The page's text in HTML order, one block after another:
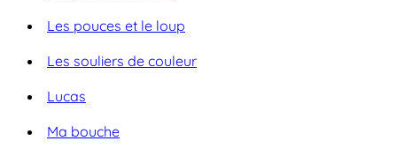
Les pouces et le loup
Les souliers de couleur
Lucas
Ma bouche